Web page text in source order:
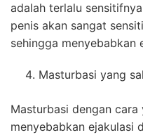
adalah terlalu
penis akan sangat
sehingga menyebabkan
Masturbasi yang
Masturbasi dengan cara
menyebabkan ejakulasi